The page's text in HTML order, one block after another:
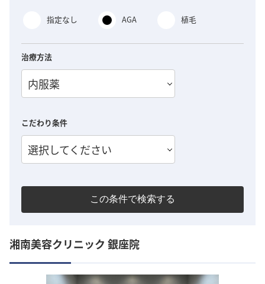
指定なし AGA 植毛
治療方法
内服薬
こだわり条件
選択してください
この条件で検索する
湘南美容クリニック 銀座院